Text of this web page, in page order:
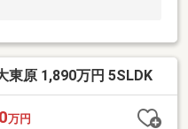
東原 1,890万円 5SLDK
万円